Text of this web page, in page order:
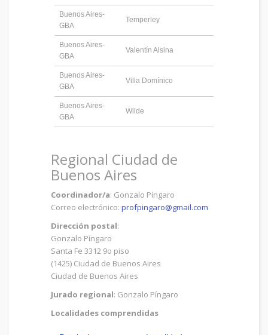
Buenos Aires-
GBA
Temperley
Buenos Aires-
GBA
Valentín Alsina
Buenos Aires-
GBA
Villa Domínico
Buenos Aires-
GBA
Wilde
Regional Ciudad de
Buenos Aires
Coordinador/a: Gonzalo Píngaro
Correo electrónico: profpingaro@gmail.com
Dirección postal:
Gonzalo Píngaro
Santa Fe 3312 9o piso
(1425) Ciudad de Buenos Aires
Ciudad de Buenos Aires
Jurado regional: Gonzalo Píngaro
Localidades comprendidas